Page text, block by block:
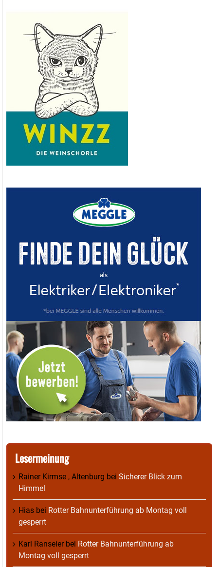
Lesermeinung
Rainer Kirmse , Altenburg bei Sicherer Blick zum
Himmel
Hias bei Rotter Bahnunterführung ab Montag voll
gesperrt
Karl Ranseierbei Rotter Bahnunterführung ab
Montag voll gesperrt